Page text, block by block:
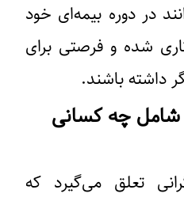
در دوره بیمه‌ای خود
شده و فرصتی برای
داشته باشند.
شامل چه کسانی
تعلق می‌گیرد که